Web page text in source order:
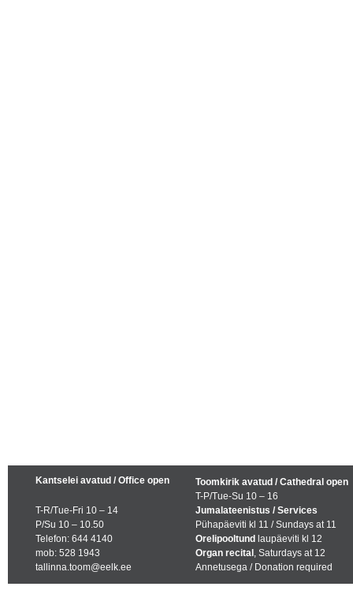
Kantselei avatud / Office open
T-R/Tue-Fri 10 – 14
P/Su 10 – 10.50
Telefon: 644 4140
mob: 528 1943
tallinna.toom@eelk.ee
Toomkirik avatud / Cathedral open
T-P/Tue-Su 10 – 16
Jumalateenistus / Services
Pühapäeviti kl 11 / Sundays at 11
Orelipooltund laupäeviti kl 12
Organ recital , Saturdays at 12
Annetusega / Donation required